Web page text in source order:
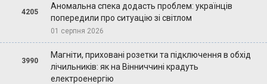
4205
Аномальна спека додасть проблем: українців
попередили про ситуацію зі світлом
01 серпня 2026
3990
Магніти, приховані розетки та підключення в обхід
лічильників: як на Вінниччині крадуть
електроенергію